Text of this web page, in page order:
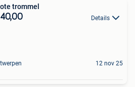
trommel
Details
12 nov 25